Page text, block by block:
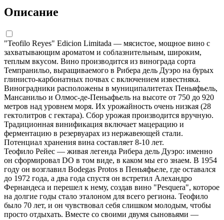
Описание
"Teofilo Reyes" Edicion Limitada — мясистое, мощное вино с
захватывающим ароматом и соблазнительным, широким,
теплым вкусом. Вино производится из винограда сорта
Темпранильо, выращиваемого в Рибера дель Дуэро на бурых
глинисто-карбонатных почвах с включением известняка.
Виноградники расположены в муниципалитетах Пеньяфьель,
Мансанильо и Олмос-де-Пеньафьель на высоте от 750 до 920
метров над уровнем моря. Их урожайность очень низкая (28
гектолитров с гектара). Сбор урожая производится вручную.
Традиционная винификация включает мацерацию и
ферментацию в резервуарах из нержавеющей стали.
Потенциал хранения вина составляет 8-10 лет.
Теофило Рейес — живая легенда Рибера дель Дуэро: именно
он сформировал DO в том виде, в каком мы его знаем. В 1954
году он возглавил Bodegas Protos в Пеньяфьеле, где оставался
до 1972 года, а два года спустя он встретил Алехандро
Фернандеса и перешел к нему, создав вино "Pesquera", которое
на долгие годы стало эталоном для всего региона. Теофило
было 70 лет, и он чувствовал себя слишком молодым, чтобы
просто отдыхать. Вместе со своими двумя сыновьями —